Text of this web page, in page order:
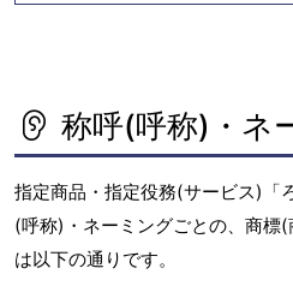
称呼(呼称)・ネ
指定商品・指定役務(サービス)「
(呼称)・ネーミングごとの、商標
は以下の通りです。